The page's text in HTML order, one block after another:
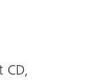
CD,